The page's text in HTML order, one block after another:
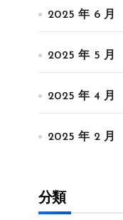
2025 年 6 月
2025 年 5 月
2025 年 4 月
2025 年 2 月
分類